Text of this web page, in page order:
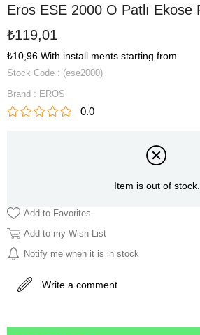
Eros ESE 2000 O Patlı Ekose
₺119,01
₺10,96 With install ments starting from
Stock Code
(ese2000)
Brand : EROS
0.0
Item is out of stock.
Add to Favorites
Add to my Wish List
Notify me when it is in stock
Write a comment